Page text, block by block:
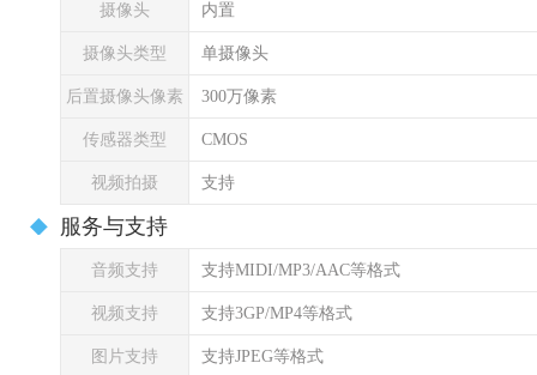
摄像头 内置
摄像头类型 单摄像头
后置摄像头像素 300万像素
传感器类型 CMOS
视频拍摄 支持
服务与支持
音频支持 支持MIDI/MP3/AAC等格式
视频支持 支持3GP/MP4等格式
图片支持 支持JPEG等格式